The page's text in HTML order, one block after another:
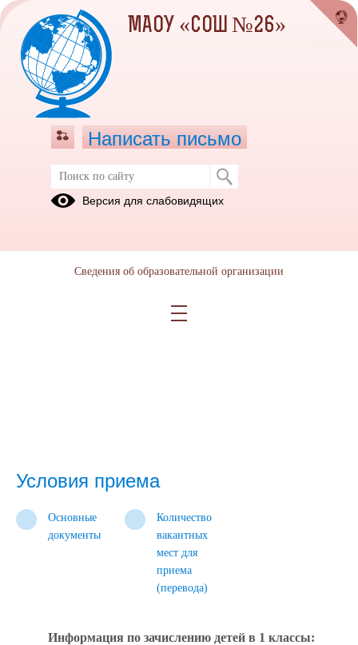
Условия приема
Основные
документы
Количество
вакантных
мест для
приема
(перевода)
Информация по зачислению детей в 1 классы:
МАОУ «СОШ №26»
Написать письмо
Версия для слабовидящих
Сведения об образовательной организации